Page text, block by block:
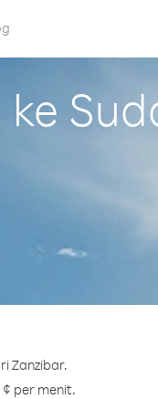
Zanzibar.
per menit.